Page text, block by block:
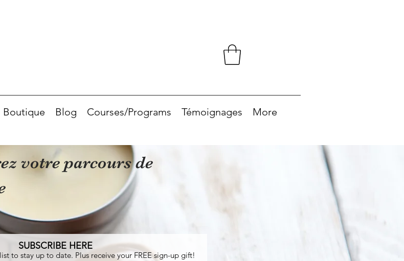
Boutique Blog Courses/Programs Témoignages More
votre parcours de
SUBSCRIBE HERE
to stay up to date. Plus receive your FREE sign-up gift!